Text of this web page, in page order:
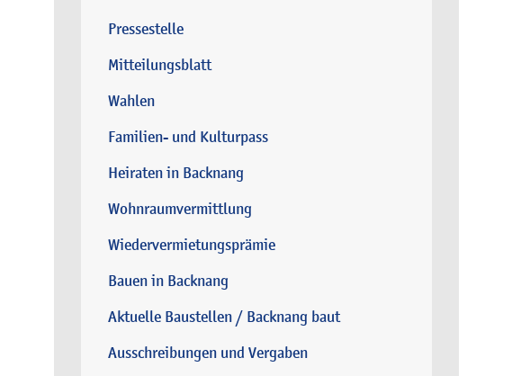
Pressestelle
Mitteilungsblatt
Wahlen
Familien- und Kulturpass
Heiraten in Backnang
Wohnraumvermittlung
Wiedervermietungsprämie
Bauen in Backnang
Aktuelle Baustellen / Backnang baut
Ausschreibungen und Vergaben